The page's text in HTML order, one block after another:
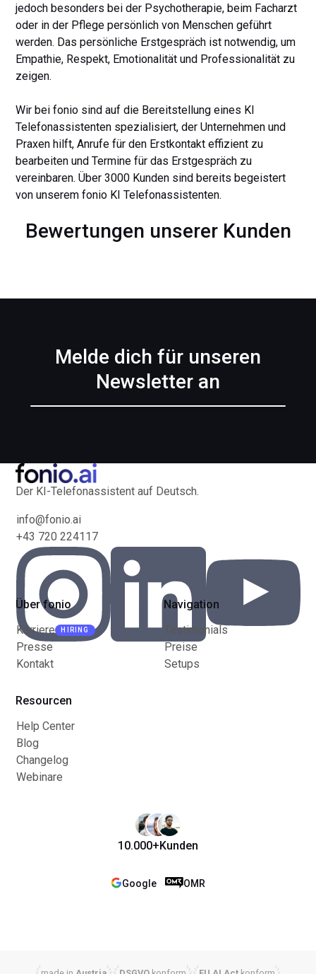
jedoch besonders bei der Psychotherapie, beim Facharzt
oder in der Pflege persönlich von Menschen geführt
werden. Das persönliche Erstgespräch ist notwendig, um
Empathie, Respekt, Emotionalität und Professionalität zu
zeigen.
Wir bei fonio sind auf die Bereitstellung eines KI
Telefonassistenten spezialisiert, der Unternehmen und
Praxen hilft, Anrufe für den Erstkontakt effizient zu
bearbeiten und Termine für das Erstgespräch zu
vereinbaren. Über 3000 Kunden sind bereits begeistert
von unserem fonio KI Telefonassistenten.
Bewertungen unserer Kunden
Melde dich für unseren
Newsletter an
Der KI-Telefonassistent auf Deutsch.
info@fonio.ai
+43 720 224117
Navigation
Testimonials
Preise
Setups
Über fonio
Karriere
HIRING
Presse
Kontakt
Resourcen
Help Center
Blog
Changelog
Webinare
10.000+Kunden
Google OMR